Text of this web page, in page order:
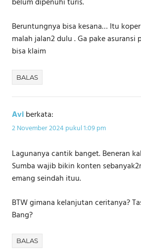
belum dipenuhi turis.
Beruntungnya bisa kesana… Itu
malah jalan2 dulu . Ga pake asuransi
bisa klaim
BALAS
Aviberkata:
2 November 2024 pukul 1:09 pm
Lagunanya cantik banget. Beneran
Sumba wajib bikin konten
emang seindah ituu.
BTW gimana kelanjutan ceritanya?
Bang?
BALAS